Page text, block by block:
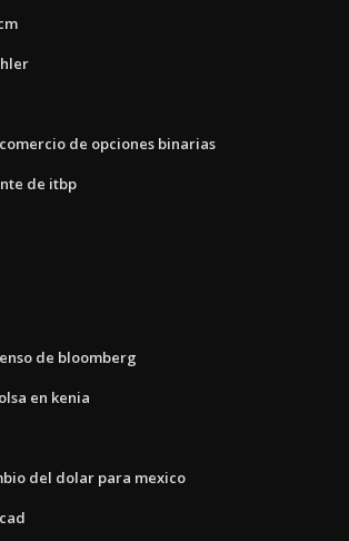
de opciones binarias
de itbp
de bloomberg
en kenia
del dolar para mexico